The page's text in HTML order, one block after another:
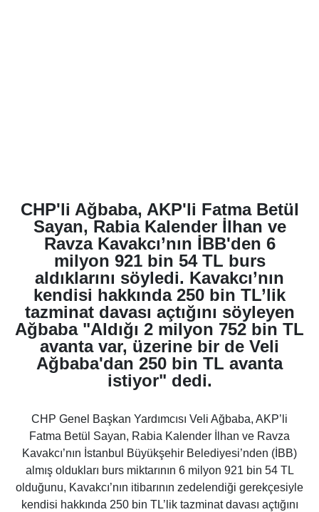
CHP'li Ağbaba, AKP'li Fatma Betül
Sayan, Rabia Kalender İlhan ve
Ravza Kavakcı’nın İBB'den 6
milyon 921 bin 54 TL burs
aldıklarını söyledi. Kavakcı’nın
kendisi hakkında 250 bin TL’lik
tazminat davası açtığını söyleyen
Ağbaba "Aldığı 2 milyon 752 bin TL
avanta var, üzerine bir de Veli
Ağbaba'dan 250 bin TL avanta
istiyor" dedi.
CHP Genel Başkan Yardımcısı Veli Ağbaba, AKP’li
Fatma Betül Sayan, Rabia Kalender İlhan ve Ravza
Kavakcı’nın İstanbul Büyükşehir Belediyesi’nden (İBB)
almış oldukları burs miktarının 6 milyon 921 bin 54 TL
olduğunu, Kavakcı’nın itibarının zedelendiği gerekçesiyle
kendisi hakkında 250 bin TL’lik tazminat davası açtığını